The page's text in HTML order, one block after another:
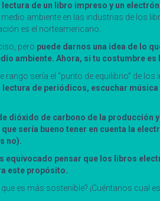
de un libro impreso y un
ambiente en las industrias de los
es el norteamericano.
pero puede darnos una idea de lo
ambiente. Ahora, si tu costumbre
rango sería el “punto de equilibrio” de
de periódicos, escuchar
dióxido de carbono de la
sería bueno tener en cuenta la
no).
equivocado pensar que los libros
este propósito.
es más sostenible? ¡Cuéntanos cual